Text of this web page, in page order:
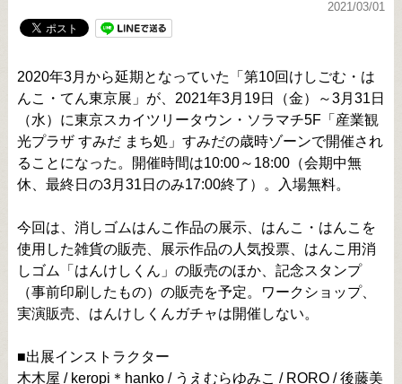
2021/03/01
2020年3月から延期となっていた「第10回けしごむ・は
んこ・てん東京展」が、2021年3月19日（金）～3月31日
（水）に東京スカイツリータウン・ソラマチ5F「産業観
光プラザ すみだ まち処」すみだの歳時ゾーンで開催され
ることになった。開催時間は10:00～18:00（会期中無
休、最終日の3月31日のみ17:00終了）。入場無料。
今回は、消しゴムはんこ作品の展示、はんこ・はんこを
使用した雑貨の販売、展示作品の人気投票、はんこ用消
しゴム「はんけしくん」の販売のほか、記念スタンプ
（事前印刷したもの）の販売を予定。ワークショップ、
実演販売、はんけしくんガチャは開催しない。
■出展インストラクター
木木屋 / keropi＊hanko / うえむらゆみこ / RORO / 後藤美